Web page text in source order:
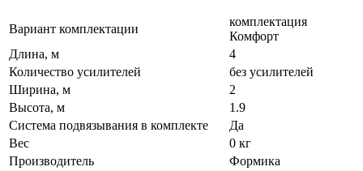
Вариант комплектации
комплектация
Комфорт
Длина, м
4
Количество усилителей
без усилителей
Ширина, м
2
Высота, м
1.9
Система подвязывания в комплекте
Да
Вес
0 кг
Производитель
Формика